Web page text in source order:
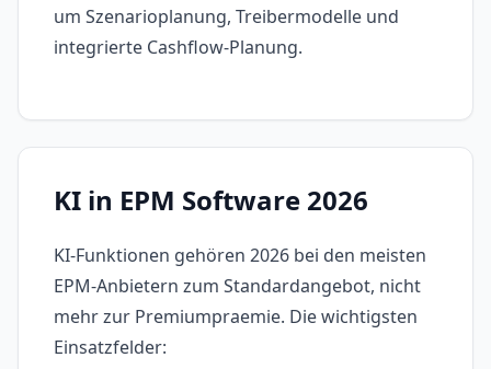
um Szenarioplanung, Treibermodelle und
integrierte Cashflow-Planung.
KI in EPM Software 2026
KI-Funktionen gehören 2026 bei den meisten
EPM-Anbietern zum Standardangebot, nicht
mehr zur Premiumpraemie. Die wichtigsten
Einsatzfelder: